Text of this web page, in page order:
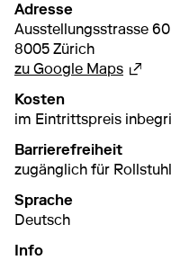
Adresse
Ausstellungsstrasse 60
8005 Zürich
zu Google Maps
Kosten
im Eintrittspreis
Barrierefreiheit
zugänglich für
Sprache
Deutsch
Info